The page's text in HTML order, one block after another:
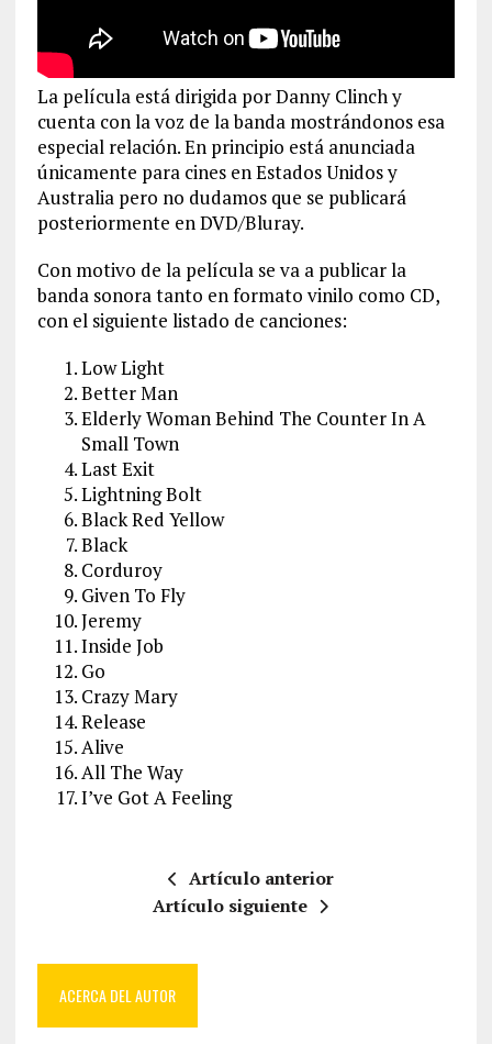
La película está dirigida por Danny Clinch y
cuenta con la voz de la banda mostrándonos esa
especial relación. En principio está anunciada
únicamente para cines en Estados Unidos y
Australia pero no dudamos que se publicará
posteriormente en DVD/Bluray.
Con motivo de la película se va a publicar la
banda sonora tanto en formato vinilo como CD,
con el siguiente listado de canciones:
Low Light
Better Man
Elderly Woman Behind The Counter In A
Small Town
Last Exit
Lightning Bolt
Black Red Yellow
Black
Corduroy
Given To Fly
Jeremy
Inside Job
Go
Crazy Mary
Release
Alive
All The Way
I’ve Got A Feeling
Artículo anterior
Artículo siguiente
ACERCA DEL AUTOR